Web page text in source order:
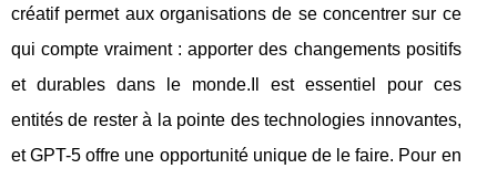
créatif permet aux organisations de se concentrer sur ce
qui compte vraiment : apporter des changements positifs
et durables dans le monde.Il est essentiel pour ces
entités de rester à la pointe des technologies innovantes,
et GPT-5 offre une opportunité unique de le faire. Pour en